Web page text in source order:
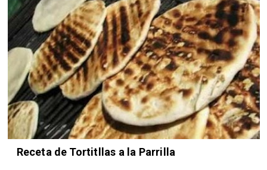
Receta de Tortitllas a la Parrilla